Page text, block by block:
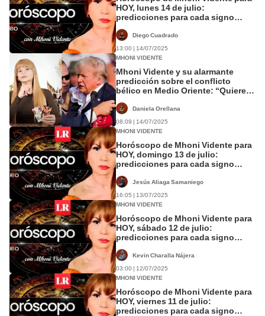
HOY, lunes 14 de julio:
predicciones para cada signo
Diego Cuadrado
13:00 | 14/07/2025
MHONI VIDENTE
Mhoni Vidente y su alarmante
predicción sobre el conflicto
bélico en Medio Oriente: “Quieren
Daniela Orellana
08:09 | 14/07/2025
MHONI VIDENTE
Horóscopo de Mhoni Vidente para
HOY, domingo 13 de julio:
predicciones para cada signo
Jesús Aliaga Samaniego
16:05 | 13/07/2025
MHONI VIDENTE
Horóscopo de Mhoni Vidente para
HOY, sábado 12 de julio:
predicciones para cada signo
Kevin Charalla Nájera
03:00 | 12/07/2025
MHONI VIDENTE
Horóscopo de Mhoni Vidente para
HOY, viernes 11 de julio:
predicciones para cada signo